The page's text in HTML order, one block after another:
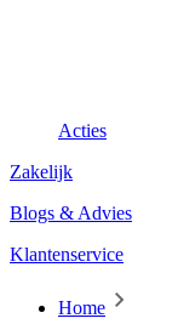
Acties
Zakelijk
Blogs & Advies
Klantenservice
Home